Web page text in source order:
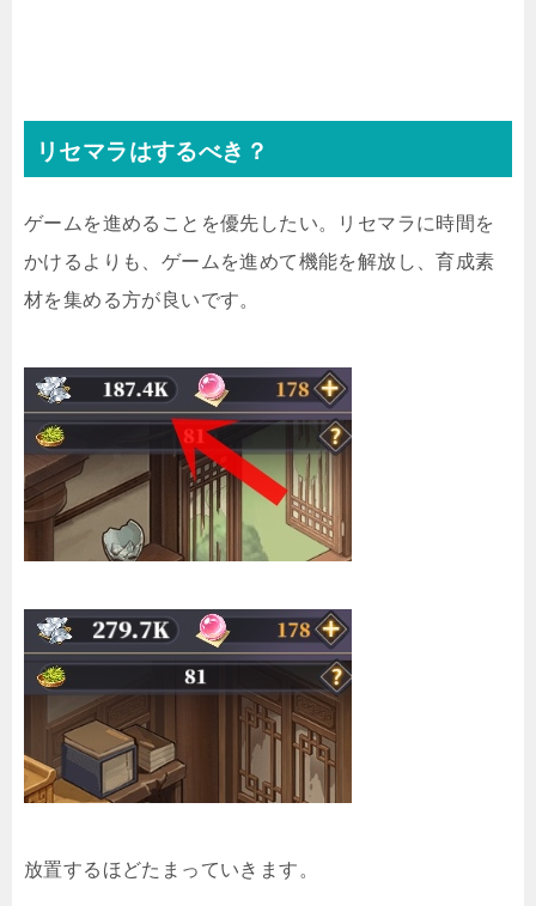
リセマラはするべき？
ゲームを進めることを優先したい。リセマラに時間を
かけるよりも、ゲームを進めて機能を解放し、育成素
材を集める方が良いです。
放置するほどたまっていきます。